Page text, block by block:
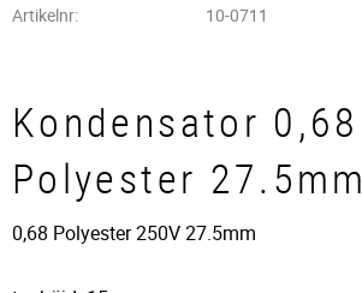
Artikelnr
10-0711
Kondensator 0,68
Polyester 27.5mm
0,68 Polyester 250V 27.5mm